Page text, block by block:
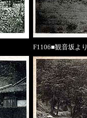
F1106■観音坂よ